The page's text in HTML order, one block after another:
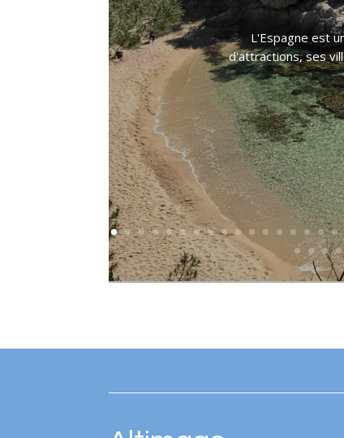
L'Espagne est
d'attractions, ses